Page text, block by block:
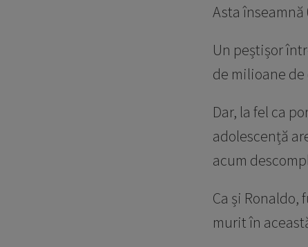
Asta înseamnă
Un peștișor
de milioane
Dar, la fel ca
adolescență
acum
Ca și Ronaldo,
murit în